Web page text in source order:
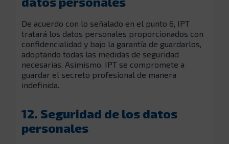
De acuerdo con lo señalado en el punto 6, IPT
tratará los datos personales proporcionados con
confidencialidad y bajo la garantía de guardarlos,
adoptando todas las medidas de seguridad
necesarias. Asimismo, IPT se compromete a
guardar el secreto profesional de manera
indefinida.
12. Seguridad de los datos
personales